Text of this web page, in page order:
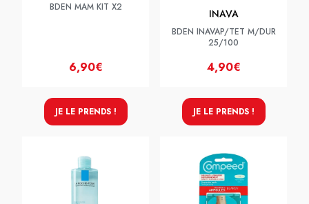
BDEN MAM KIT X2
6,90€
JE LE PRENDS !
INAVA
BDEN INAVAP/TET M/DUR
25/100
4,90€
JE LE PRENDS !